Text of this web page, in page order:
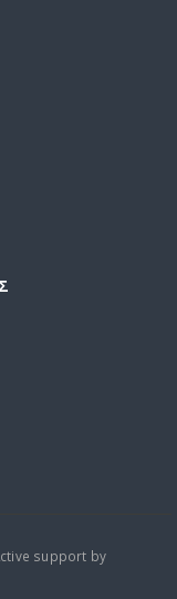
support by